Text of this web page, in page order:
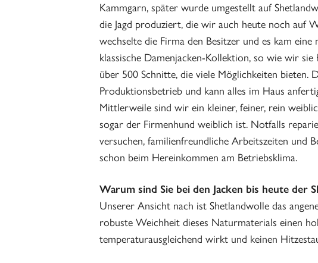
Kammgarn, später wurde umgestellt auf
die Jagd produziert, die wir auch heute noch auf
wechselte die Firma den Besitzer und es kam
klassische Damenjacken-Kollektion, so wie wir
über 500 Schnitte, die viele Möglichkeiten
Produktionsbetrieb und kann alles im Haus
Mittlerweile sind wir ein kleiner, feiner, rein
sogar der Firmenhund weiblich ist. Notfalls
versuchen, familienfreundliche Arbeitszeiten und
schon beim Hereinkommen am Betriebsklima.
Warum sind Sie bei den Jacken bis heute der
Unserer Ansicht nach ist Shetlandwolle das
robuste Weichheit dieses Naturmaterials einen
temperaturausgleichend wirkt und keinen